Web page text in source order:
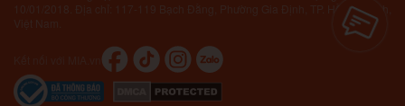
10/01/2018. Địa chỉ: 117-119 Bạch Đằng, Phường Gia Định, TP. Hồ Chí Minh,